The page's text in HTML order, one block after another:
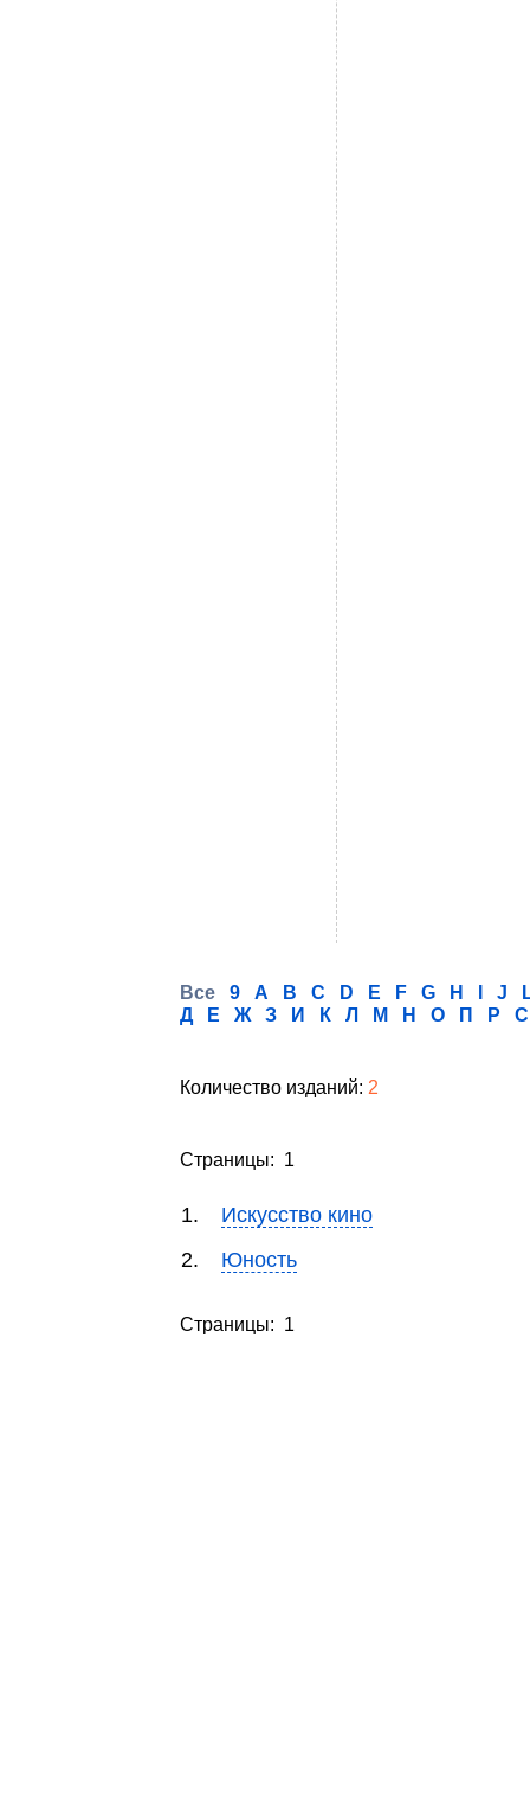
Все 9 A B C D E F G H J
Д
Е Ж З И К Л М Н О П Р С
Количество изданий: 2
Страницы: 1
1.
Искусство кино
2.
Юность
Страницы: 1